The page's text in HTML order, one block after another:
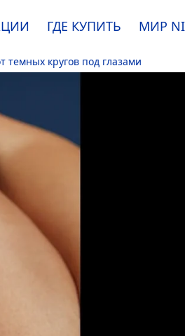
Пожалуйста, ознакомьтесь с
ГДЕ КУПИТЬ МИР
темных кругов под глазами